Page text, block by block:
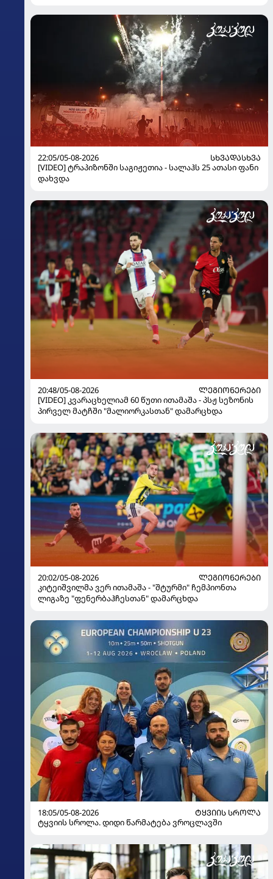
22:05/05-08-2026
ᲡᲮᲕᲐᲓᲐᲡᲮᲕᲐ
[VIDEO] ტრაპიზონში საგიჟეთია - სალაჰს 25 ათასი ფანი
დახვდა
20:48/05-08-2026
ᲚᲔᲒᲘᲝᲜᲔᲠᲔᲑᲘ
[VIDEO] კვარაცხელიამ 60 წუთი ითამაშა - პსჟ სეზონის
პირველ მატჩში "მალიორკასთან" დამარცხდა
20:02/05-08-2026
ᲚᲔᲒᲘᲝᲜᲔᲠᲔᲑᲘ
კიტეიშვილმა ვერ ითამაშა - "შტურმი" ჩემპიონთა
ლიგაზე "ფენერბაჰჩესთან" დამარცხდა
18:05/05-08-2026
ᲢᲧᲕᲘᲘᲡ ᲡᲠᲝᲚᲐ
ტყვიის სროლა. დიდი წარმატება ვროცლავში